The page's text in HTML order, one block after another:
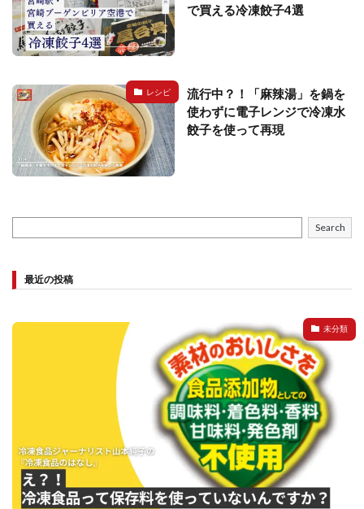
で買える冷凍餃子4選
レシピ
流行中？！「麻辣湯」を鍋を
使わずに電子レンジで冷凍水
餃子を使って再現
Search
最近の投稿
未分類